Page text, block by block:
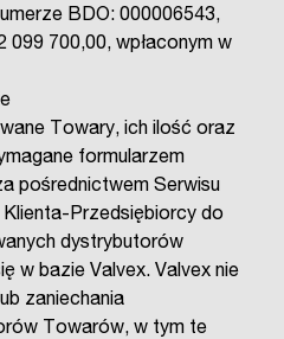
BDO: 000006543,
099 700,00, wpłaconym w
Towary, ich ilość oraz
formularzem
pośrednictwem Serwisu
Przedsiębiorcy do
dystrybutorów
w bazie Valvex. Valvex nie
zaniechania
Towarów, w tym te